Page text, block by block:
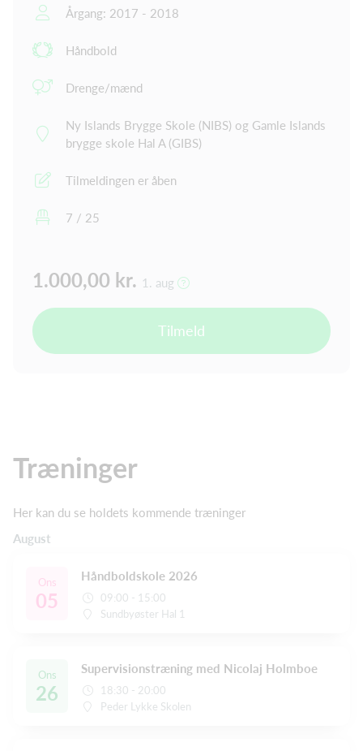
Årgang: 2017 - 2018
Håndbold
Drenge/mænd
Ny Islands Brygge Skole (NIBS) og Gamle Islands
brygge skole Hal A (GIBS)
Tilmeldingen er åben
7 / 25
1.000,00 kr. 1. aug
Tilmeld
Træninger
Her kan du se holdets kommende træninger
August
Ons
05
Håndboldskole 2026
09:00 - 15:00
Sundbyøster Hal 1
Ons
26
Supervisionstræning med Nicolaj Holmboe
18:30 - 20:00
Peder Lykke Skolen